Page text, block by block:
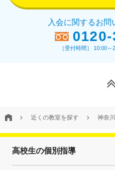
入会に関するお問
［受付時間］ 10:00～
近くの教室を探す 神奈
高校生の個別指導